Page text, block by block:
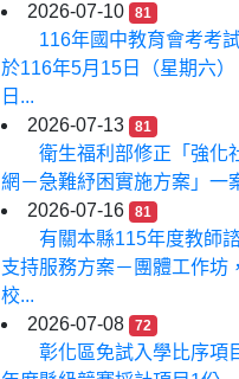
2026-07-10
81
116年國中教育會考考
於116年5月15日（星期六
日...
2026-07-13
81
衛生福利部修正「強化
網－急難紓困實施方案」一
2026-07-16
81
有關本縣115年度教師
支持服務方案－團體工作坊
校...
2026-07-08
72
彰化區免試入學比序項